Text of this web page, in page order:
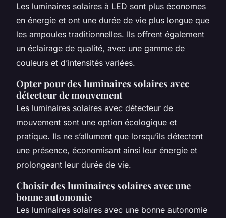
Les luminaires solaires à LED sont plus économes
en énergie et ont une durée de vie plus longue que
les ampoules traditionnelles. Ils offrent également
un éclairage de qualité, avec une gamme de
couleurs et d’intensités variées.
Opter pour des luminaires solaires avec
détecteur de mouvement
Les luminaires solaires avec détecteur de
mouvement sont une option écologique et
pratique. Ils ne s’allument que lorsqu’ils détectent
une présence, économisant ainsi leur énergie et
prolongeant leur durée de vie.
Choisir des luminaires solaires avec une
bonne autonomie
Les luminaires solaires avec une bonne autonomie